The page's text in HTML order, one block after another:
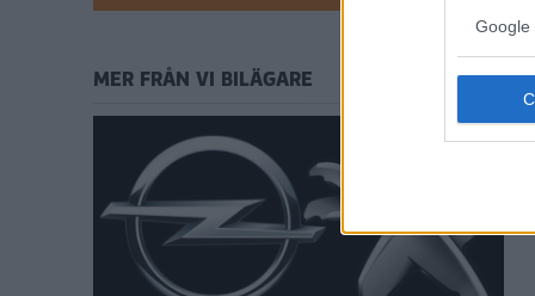
Google
MER FRÅN VI BILÄGARE